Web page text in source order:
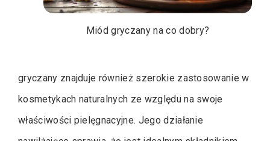
Miód gryczany na co dobry?
gryczany znajduje również szerokie zastosowanie w
kosmetykach naturalnych ze względu na swoje
właściwości pielęgnacyjne. Jego działanie